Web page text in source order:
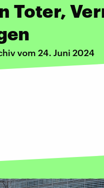
Toter,
vom 24. Juni 2024